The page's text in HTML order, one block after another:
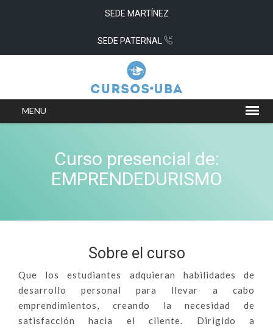
SEDE MARTÍNEZ
SEDE PATERNAL
Curso presencial de:
EMPRENDEDURISMO
Sobre el curso
Que los estudiantes adquieran habilidades de
desarrollo personal para llevar a cabo
emprendimientos, creando la necesidad de
satisfacción hacia el cliente. Dirigido a